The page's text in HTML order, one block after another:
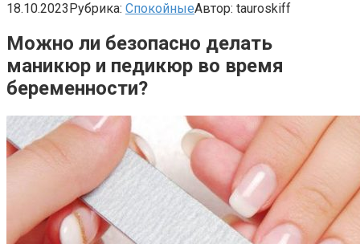
18.10.2023Рубрика: СпокойныеАвтор: tauroskiff
Можно ли безопасно делать
маникюр и педикюр во время
беременности?